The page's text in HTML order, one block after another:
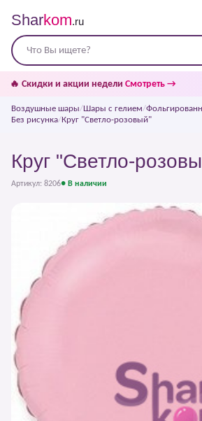
Sharkom.ru
🔥 Скидки и акции недели Смотреть →
Воздушные шары/Шары с гелием/
Без рисунка/Круг "Светло-розовый"
Круг "Светло-
Артикул: 8206● В наличии